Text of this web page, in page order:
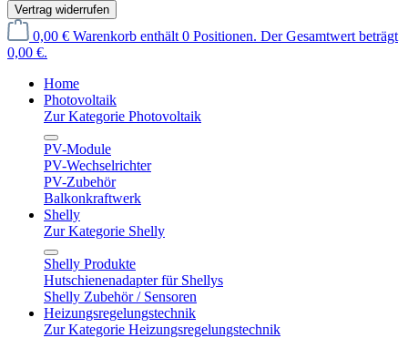
Vertrag widerrufen
0,00 € Warenkorb enthält 0 Positionen. Der Gesamtwert beträgt
0,00 €.
Home
Photovoltaik
Zur Kategorie Photovoltaik
PV-Module
PV-Wechselrichter
PV-Zubehör
Balkonkraftwerk
Shelly
Zur Kategorie Shelly
Shelly Produkte
Hutschienenadapter für Shellys
Shelly Zubehör / Sensoren
Heizungsregelungstechnik
Zur Kategorie Heizungsregelungstechnik